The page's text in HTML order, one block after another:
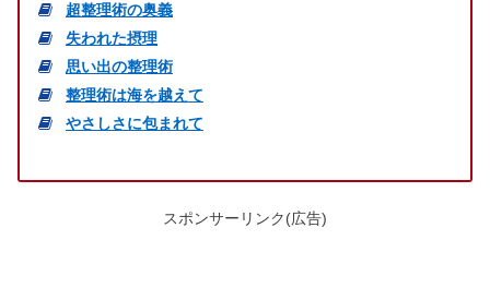
超整理術の奥義
失われた摂理
思い出の整理術
整理術は海を越えて
やさしさに包まれて
スポンサーリンク(広告)